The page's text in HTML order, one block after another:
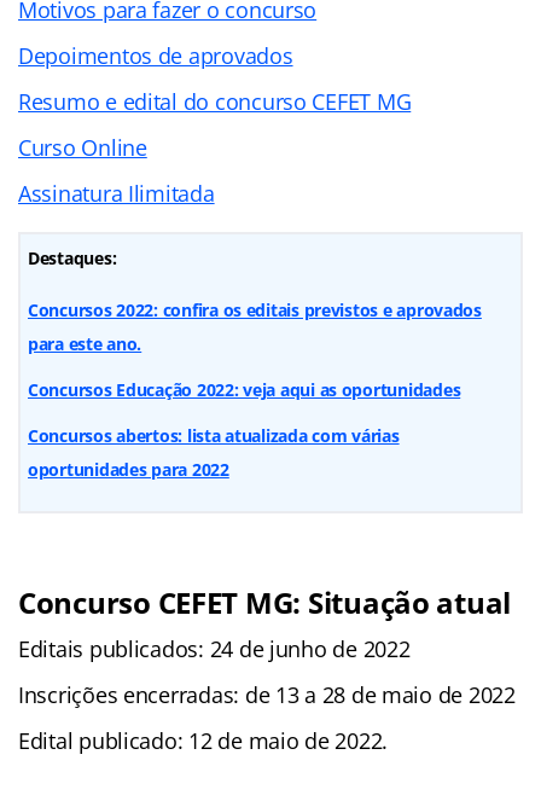
Motivos para fazer o concurso
Depoimentos de aprovados
Resumo e edital do concurso CEFET MG
Curso Online
Assinatura Ilimitada
Destaques:
Concursos 2022: confira os editais previstos e aprovados
para este ano.
Concursos Educação 2022: veja aqui as oportunidades
Concursos abertos: lista atualizada com várias
oportunidades para 2022
Concurso CEFET MG: Situação atual
Editais publicados: 24 de junho de 2022
Inscrições encerradas: de 13 a 28 de maio de 2022
Edital publicado: 12 de maio de 2022.